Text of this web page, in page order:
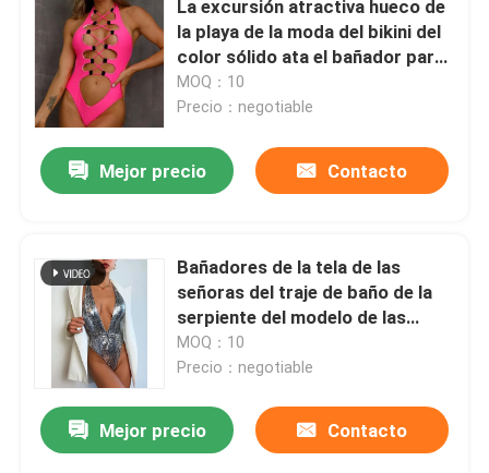
Traje de baño de una pieza de las señoras
Traje de baño de gran tamaño de las señoras
Traje de baño para hombre de dos piezas
Sistemas del traje de baño de los muchachos
Pantalones cortos para hombre del desgaste de la
La excursión atractiva hueco de
la playa de la moda del bikini del
color sólido ata el bañador para
arriba
MOQ：10
Precio：negotiable
Mejor precio Contacto
Bañadores de la tela de las
señoras del traje de baño de la
serpiente del modelo de las
señoras apretadas de una pieza
especiales del bikini
MOQ：10
Precio：negotiable
Mejor precio Contacto